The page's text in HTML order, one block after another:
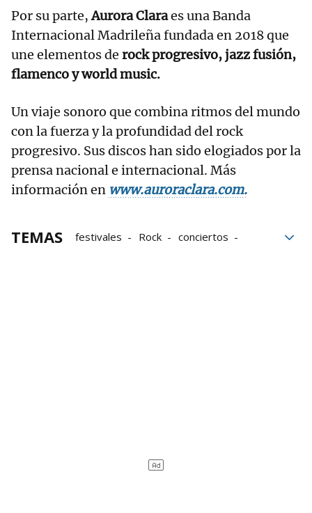
Por su parte,Aurora Claraes una Banda
Internacional Madrileña fundada en 2018 que
une elementos de rock progresivo, jazz fusión,
flamenco y world music.
Un viaje sonoro que combina ritmos del mundo
con la fuerza y la profundidad del rock
progresivo. Sus discos han sido elogiados por la
prensa nacional e internacional. Más
información en www.auroraclara.com.
TEMAS festivales Rock
conciertos